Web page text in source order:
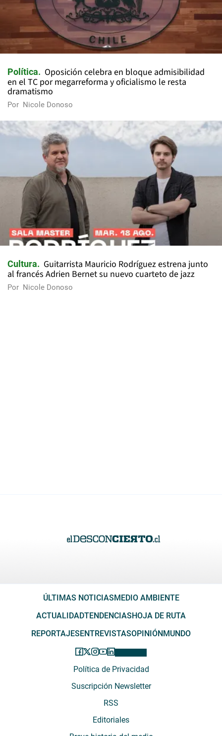
Política
Oposición celebra en bloque admisibilidad
en el TC por megarreforma y oficialismo le resta
dramatismo
Por Nicole Donoso
Cultura
Guitarrista Mauricio Rodríguez estrena junto
al francés Adrien Bernet su nuevo cuarteto de jazz
Por Nicole Donoso
ÚLTIMAS NOTICIASMEDIO AMBIENTE
ACTUALIDADTENDENCIASHOJA DE RUTA
REPORTAJESENTREVISTASOPINIÓNMUNDO
Política de Privacidad
Suscripción Newsletter
RSS
Editoriales